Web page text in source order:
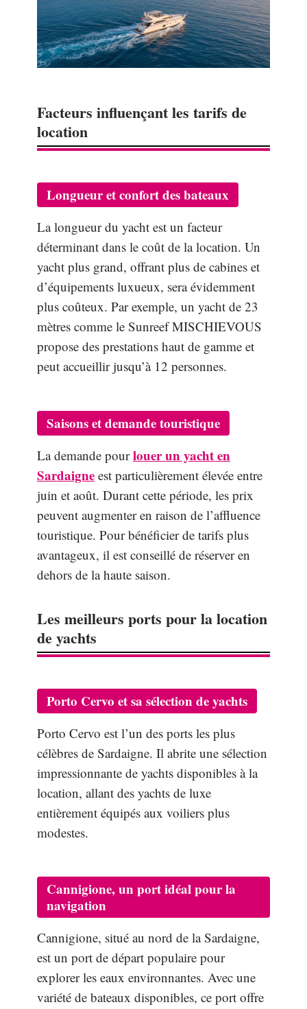
Facteurs influençant les tarifs de
location
Longueur et confort des bateaux
La longueur du yacht est un facteur
déterminant dans le coût de la location. Un
yacht plus grand, offrant plus de cabines et
d’équipements luxueux, sera évidemment
plus coûteux. Par exemple, un yacht de 23
mètres comme le Sunreef MISCHIEVOUS
propose des prestations haut de gamme et
peut accueillir jusqu’à 12 personnes.
Saisons et demande touristique
La demande pourlouer un yacht en
Sardaigne est particulièrement élevée entre
juin et août. Durant cette période, les prix
peuvent augmenter en raison de l’affluence
touristique. Pour bénéficier de tarifs plus
avantageux, il est conseillé de réserver en
dehors de la haute saison.
Les meilleurs ports pour la location
de yachts
Porto Cervo et sa sélection de yachts
Porto Cervo est l’un des ports les plus
célèbres de Sardaigne. Il abrite une sélection
impressionnante de yachts disponibles à la
location, allant des yachts de luxe
entièrement équipés aux voiliers plus
modestes.
Cannigione, un port idéal pour la
navigation
Cannigione, situé au nord de la Sardaigne,
est un port de départ populaire pour
explorer les eaux environnantes. Avec une
variété de bateaux disponibles, ce port offre